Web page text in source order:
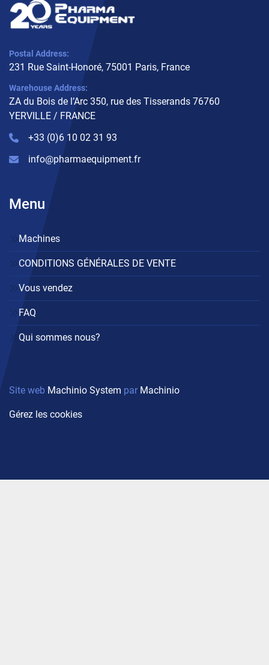
Postal Address:
231 Rue Saint-Honoré, 75001 Paris, France
Warehouse Address:
ZA du Bois de l’Arc 350, rue des Tisserands 76760
YERVILLE / FRANCE
+33 (0)6 10 02 31 93
info@pharmaequipment.fr
Menu
Machines
CONDITIONS GÉNÉRALES DE VENTE
Vous vendez
FAQ
Qui sommes nous?
Site web Machinio System par Machinio
Gérez les cookies